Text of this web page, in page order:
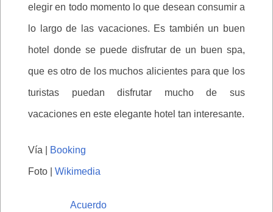
elegir en todo momento lo que desean consumir a
lo largo de las vacaciones. Es también un buen
hotel donde se puede disfrutar de un buen spa,
que es otro de los muchos alicientes para que los
turistas puedan disfrutar mucho de sus
vacaciones en este elegante hotel tan interesante.
Vía | Booking
Foto | Wikimedia
Acuerdo